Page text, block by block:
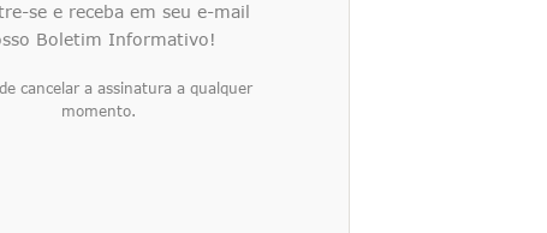
se e receba em seu e-mail
Boletim Informativo!
cancelar a assinatura a qualquer
momento.